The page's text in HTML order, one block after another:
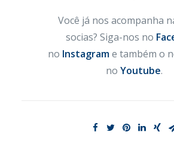
Você já nos acompanha
socias? Siga-nos no
no Instagrame também o
no Youtube.